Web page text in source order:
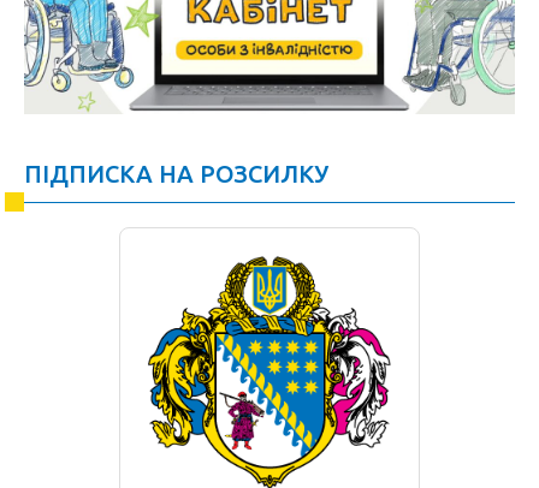
ПІДПИСКА НА РОЗСИЛКУ